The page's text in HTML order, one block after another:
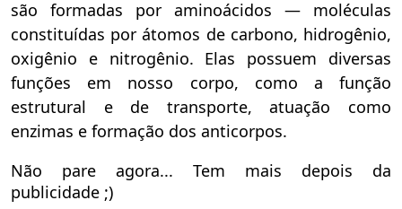
são formadas por aminoácidos — moléculas
constituídas por átomos de carbono, hidrogênio,
oxigênio e nitrogênio. Elas possuem diversas
funções em nosso corpo, como a função
estrutural e de transporte, atuação como
enzimas e formação dos anticorpos.
Não pare agora... Tem mais depois da
publicidade ;)